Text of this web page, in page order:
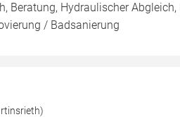
Beratung, Hydraulischer Abgleich,
/ Badsanierung